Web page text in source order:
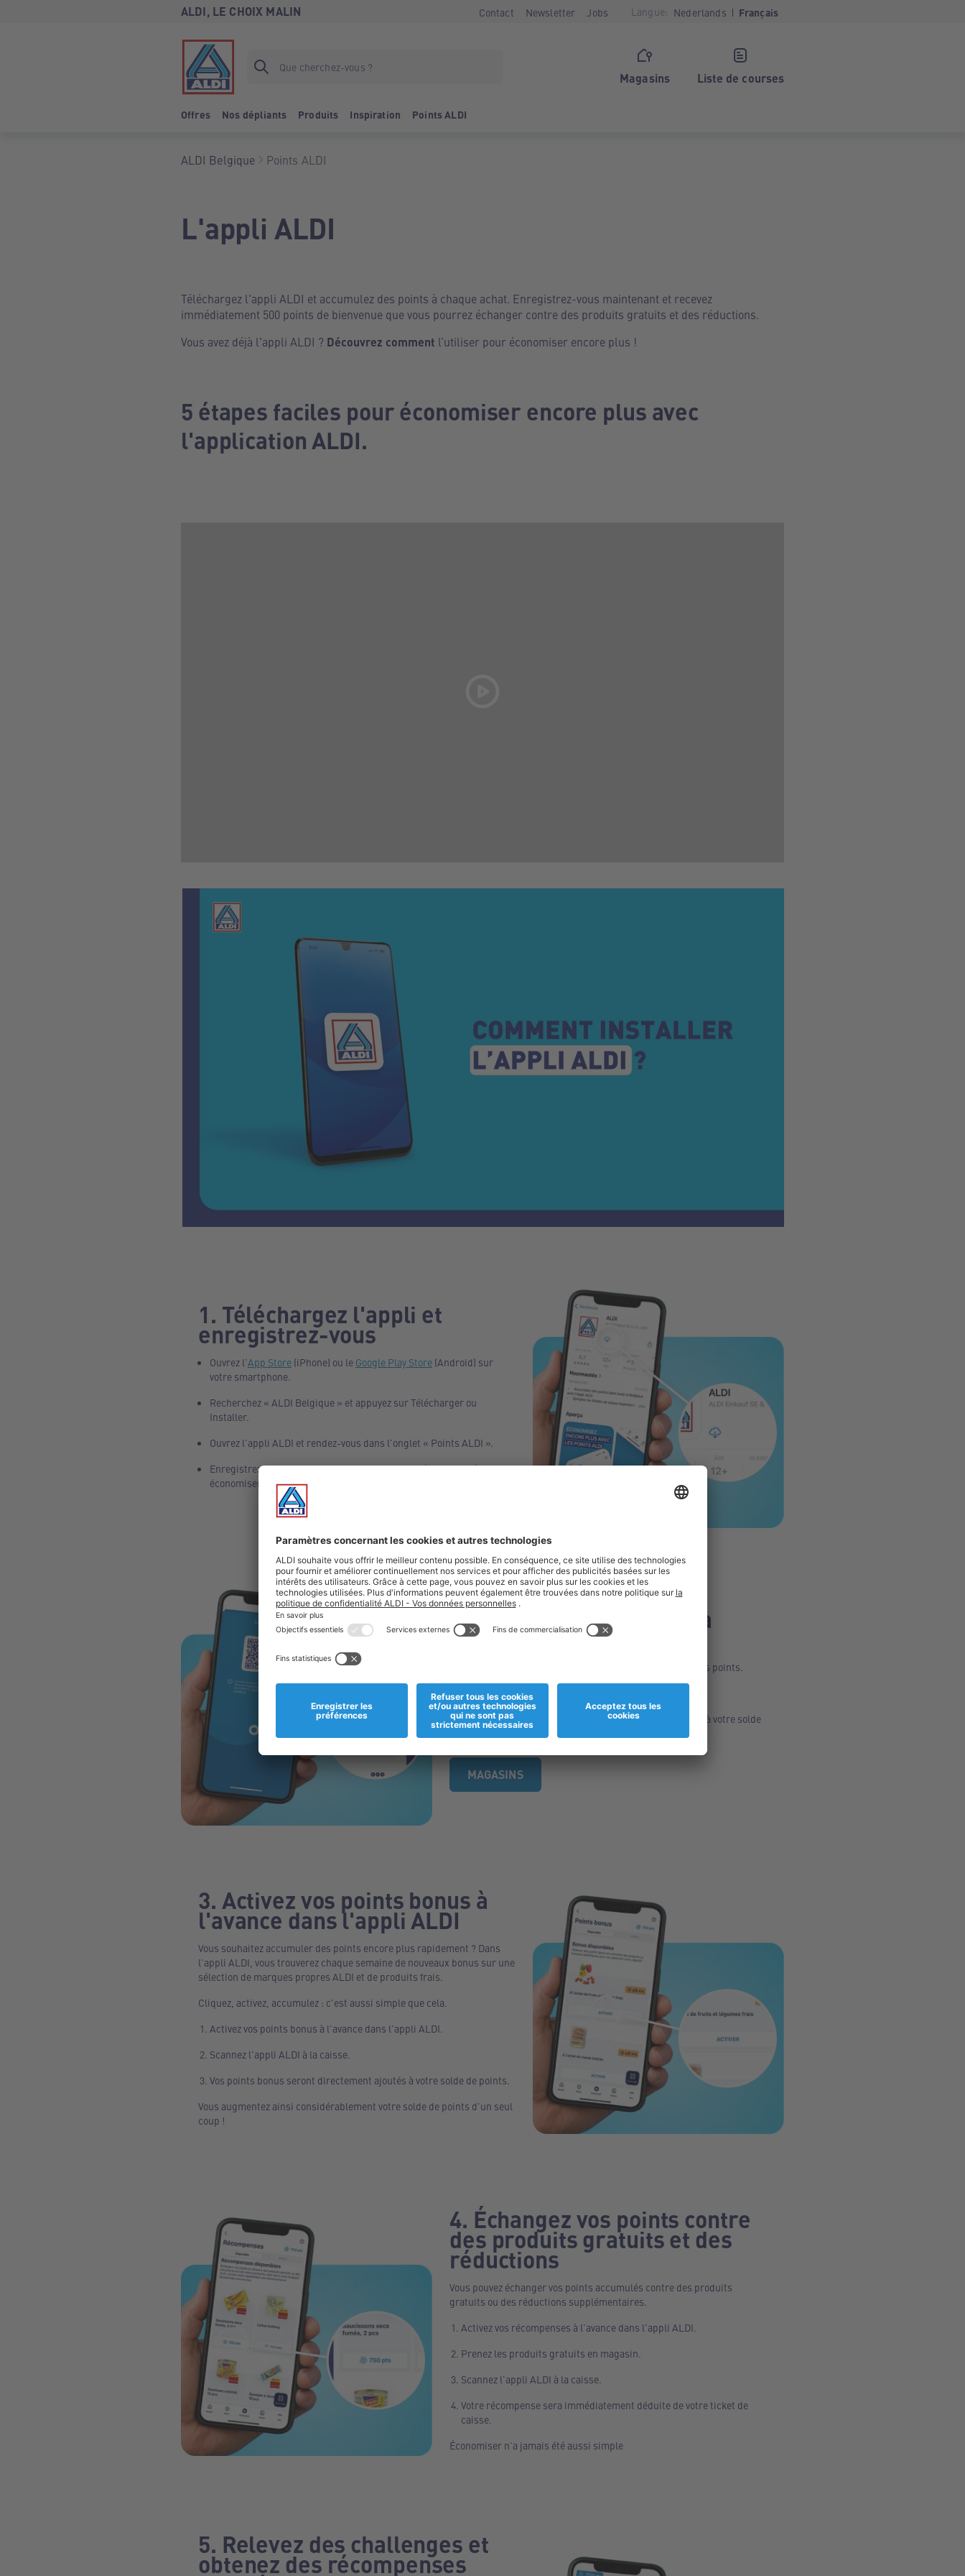
ALDI, LE CHOIX MALIN Contact Newsletter Jobs Langue: Nederlands Français
Magasins Liste de courses
Offres Nos dépliants Produits Inspiration Points ALDI
ALDI Belgique Points ALDI
L'appli ALDI
Téléchargez l'appli ALDI et accumulez des points à chaque achat. Enregistrez-vous maintenant et recevez
immédiatement 500 points de bienvenue que vous pourrez échanger contre des produits gratuits et des réductions.
Vous avez déjà l'appli ALDI ? Découvrez comment l’utiliser pour économiser encore plus !
5 étapes faciles pour économiser encore plus avec
l'application ALDI.
1. Téléchargez l'appli et
enregistrez-vous
Ouvrez l'App Store (iPhone) ou le Google Play Store (Android) sur
votre smartphone.
Recherchez « ALDI Belgique » et appuyez sur Télécharger ou
Installer.
Ouvrez l'appli ALDI et rendez-vous dans l'onglet « Points ALDI ».
Enregistrez-vous facilement et commencez immédiatement à
économiser.
2. Accumulez des points à
chaque achat
Scannez l'appli ALDI à chaque achat pour accumuler des points.
Scannez-la à la caisse avant de payer.
Votre achat sera enregistré et vos points seront ajoutés à votre solde
MAGASINS
3. Activez vos points bonus à
l'avance dans l'appli ALDI
Vous souhaitez accumuler des points encore plus rapidement ? Dans
l'appli ALDI, vous trouverez chaque semaine de nouveaux bonus sur une
sélection de marques propres ALDI et de produits frais.
Cliquez, activez, accumulez : c'est aussi simple que cela.
Activez vos points bonus à l'avance dans l'appli ALDI.
Scannez l'appli ALDI à la caisse.
Vos points bonus seront directement ajoutés à votre solde de points.
Vous augmentez ainsi considérablement votre solde de points d'un seul
coup !
4. Échangez vos points contre
des produits gratuits et des
réductions
Vous pouvez échanger vos points accumulés contre des produits
gratuits ou des réductions supplémentaires.
Activez vos récompenses à l'avance dans l'appli ALDI.
Prenez les produits gratuits en magasin.
Scannez l'appli ALDI à la caisse.
Votre récompense sera immédiatement déduite de votre ticket de
caisse.
Économiser n'a jamais été aussi simple
5. Relevez des challenges et
obtenez des récompenses